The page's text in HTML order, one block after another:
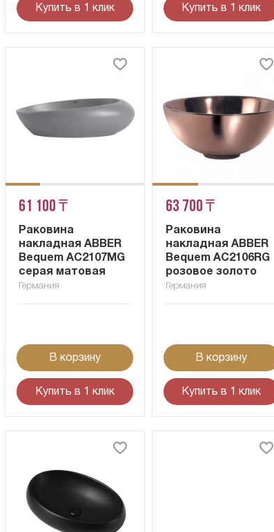
Купить в 1 клик Купить в 1 клик
61 100 ₸
Раковина
накладная ABBER
Bequem AC2107MG
серая матовая
Германия
В корзину
Купить в 1 клик
63 700 ₸
Раковина
накладная ABBER
Bequem AC2106RG
розовое золото
Германия
В корзину
Купить в 1 клик